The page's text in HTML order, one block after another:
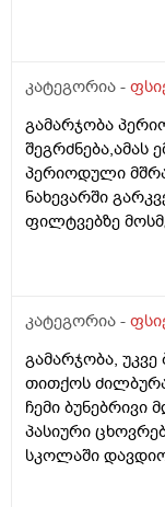
კატეგორია -
გამარჯობა პერიოდულად მაწუხებს უჰაერობის
შეგრძნება,ამას
პერიოდული
ნახევარში
ფილტვებზე
დაღლილობა
კატეგორია -
გამარჯობა,
თითქოს
ჩემი
პასიური
სკოლაში